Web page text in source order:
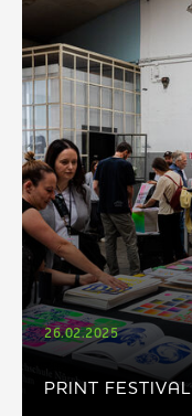
PRINT
26.02.2025